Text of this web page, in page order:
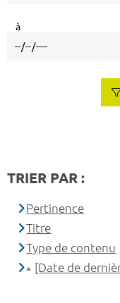
à
TRIER PAR :
Pertinence
Titre
Type de contenu
[Date de